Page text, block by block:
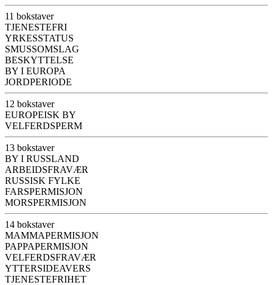
11 bokstaver
TJENESTEFRI
YRKESSTATUS
SMUSSOMSLAG
BESKYTTELSE
BY I EUROPA
JORDPERIODE
12 bokstaver
EUROPEISK BY
VELFERDSPERM
13 bokstaver
BY I RUSSLAND
ARBEIDSFRAVÆR
RUSSISK FYLKE
FARSPERMISJON
MORSPERMISJON
14 bokstaver
MAMMAPERMISJON
PAPPAPERMISJON
VELFERDSFRAVÆR
YTTERSIDEAVERS
TJENESTEFRIHET